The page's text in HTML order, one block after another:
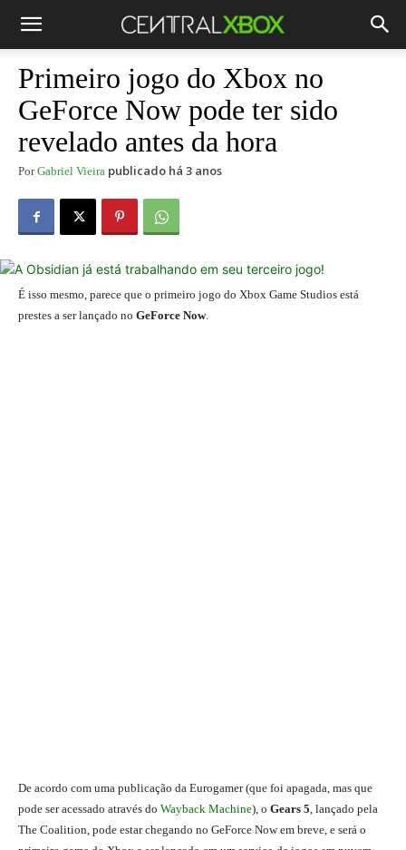
Primeiro jogo do Xbox no
GeForce Now pode ter sido
revelado antes da hora
Por Gabriel Vieira publicado há 3 anos
É isso mesmo, parece que o primeiro jogo do Xbox Game Studios está
prestes a ser lançado no GeForce Now.
De acordo com uma publicação da Eurogamer (que foi apagada, mas que
pode ser acessado através do Wayback Machine), o Gears 5, lançado pela
The Coalition, pode estar chegando no GeForce Now em breve, e será o